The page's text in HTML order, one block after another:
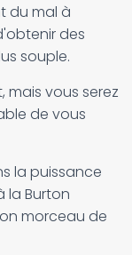
du mal à
des
souple.
mais vous serez
de vous
la puissance
la Burton
morceau de